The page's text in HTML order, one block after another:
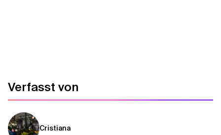
Verfasst von
Cristiana